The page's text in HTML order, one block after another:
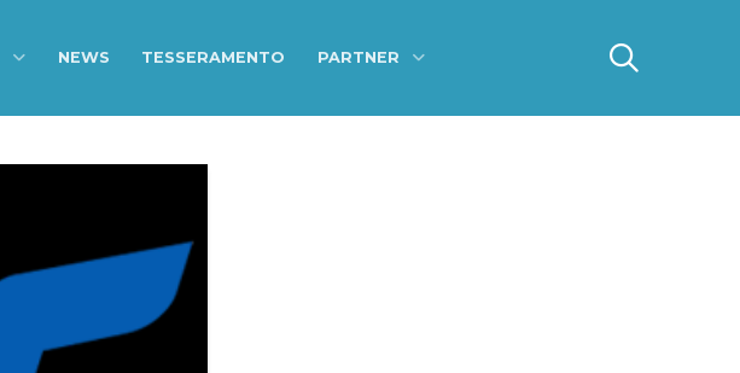
NEWS TESSERAMENTO PARTNER